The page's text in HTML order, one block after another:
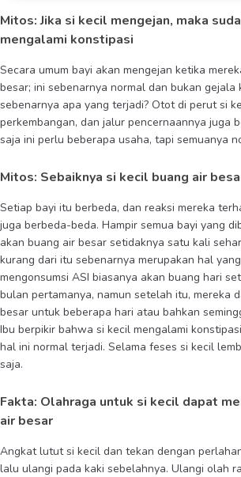
Mitos: Jika si kecil mengejan, maka
mengalami konstipasi
Secara umum bayi akan mengejan ketika
besar; ini sebenarnya normal dan bukan gejala
sebenarnya apa yang terjadi? Otot di perut si
perkembangan, dan jalur pencernaannya juga
saja ini perlu beberapa usaha, tapi semuanya
Mitos: Sebaiknya si kecil buang air
Setiap bayi itu berbeda, dan reaksi mereka
juga berbeda-beda. Hampir semua bayi yang
akan buang air besar setidaknya satu kali
kurang dari itu sebenarnya merupakan hal
mengonsumsi ASI biasanya akan buang hari
bulan pertamanya, namun setelah itu, mereka
besar untuk beberapa hari atau bahkan
Ibu berpikir bahwa si kecil mengalami
hal ini normal terjadi. Selama feses si kecil
saja.
Fakta: Olahraga untuk si kecil dapat
air besar
Angkat lutut si kecil dan tekan dengan
lalu ulangi pada kaki sebelahnya. Ulangi olah